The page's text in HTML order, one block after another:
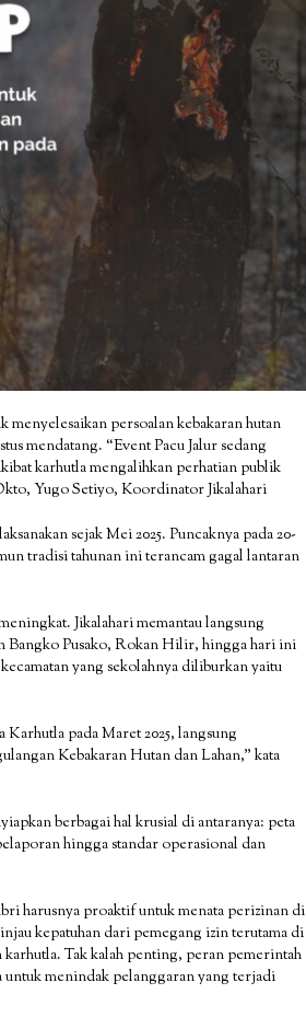
persoalan kebakaran hutan
mendatang. “Event Pacu Jalur sedang
karhutla mengalihkan perhatian publik
Yugo Setiyo, Koordinator Jikalahari
sejak Mei 2025. Puncaknya pada 20-
tradisi tahunan ini terancam gagal lantaran
Jikalahari memantau langsung
Bangko Pusako, Rokan Hilir, hingga hari ini
yang sekolahnya diliburkan yaitu
pada Maret 2025, langsung
Kebakaran Hutan dan Lahan,” kata
berbagai hal krusial di antaranya: peta
hingga standar operasional dan
harusnya proaktif untuk menata perizinan di
kepatuhan dari pemegang izin terutama di
karhutla. Tak kalah penting, peran pemerintah
untuk menindak pelanggaran yang terjadi